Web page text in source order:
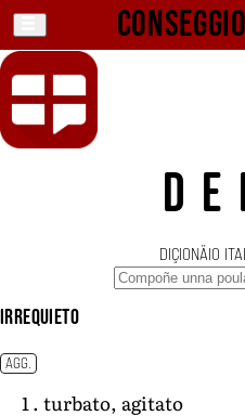
DIÇIONÄIO
irrequieto
AGG.
turbato, agitato